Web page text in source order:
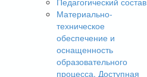
Материально-
техническое
обеспечение и
оснащенность
образовательного
процесса. Доступная